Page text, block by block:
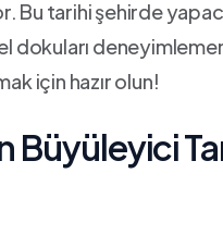
Bu tarihi şehirde
dokuları
için hazır olun!
Büyüleyici